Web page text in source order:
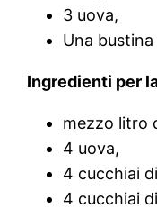
3 uova,
Una
Ingredienti per
mezzo litro
4 uova,
4 cucchiai
4 cucchiai